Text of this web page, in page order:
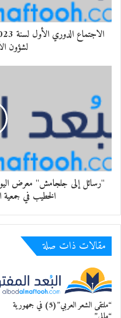
لشؤون
"رسائل إلى جلجامش" معرض اليوم
الخطيب في جمعية
مقالات ذات صلة
“ملتقى الشعر العربي”(5) في جمهورية